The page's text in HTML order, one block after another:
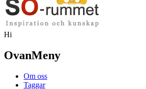
Hi
OvanMeny
Om oss
Taggar